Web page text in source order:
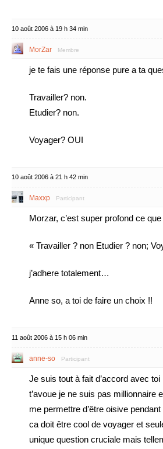
10 août 2006 à 19 h 34 min
MorZar Membre
je te fais une réponse pure a ta
Travailler? non.
Etudier? non.
Voyager? OUI
10 août 2006 à 21 h 42 min
Maxxp Participant
Morzar, c’est super profond ce
« Travailler ? non Etudier ? non;
j’adhere totalement…
Anne so, a toi de faire un choix !!
11 août 2006 à 15 h 06 min
anne-so Participant
Je suis tout à fait d’accord avec
t’avoue je ne suis pas millionnaire
me permettre d’être oisive
ca doit être cool de voyager et
unique question cruciale mais